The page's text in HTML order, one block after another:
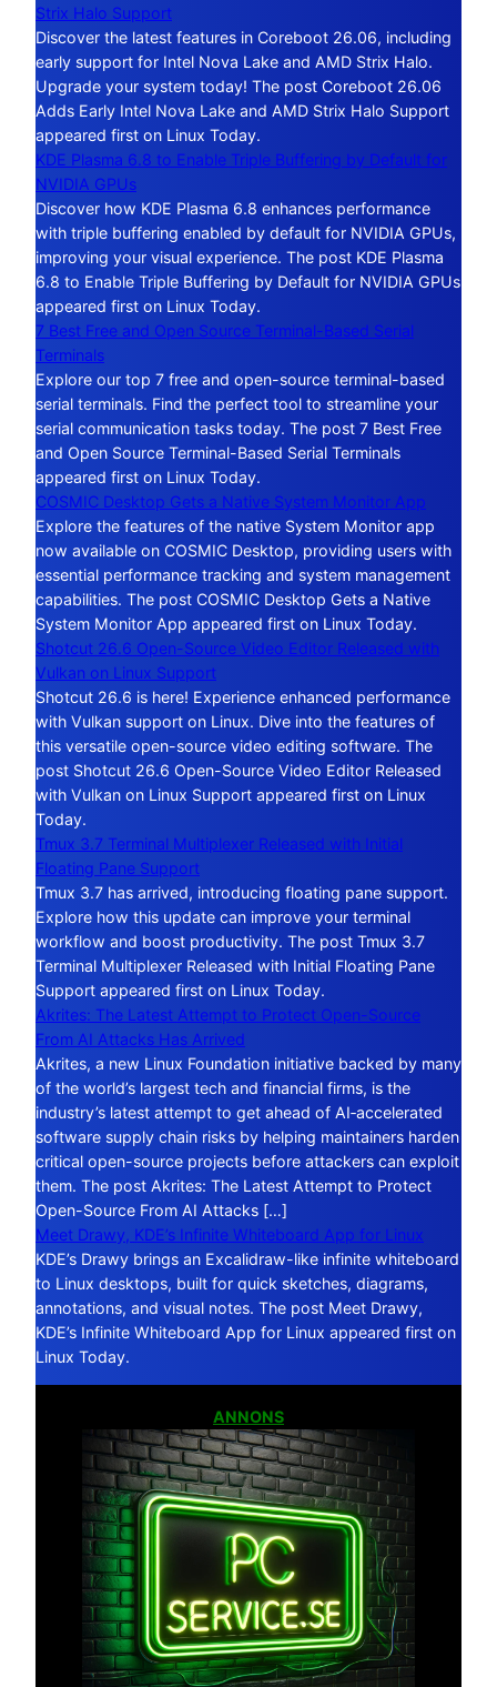
Strix Halo Support
Discover the latest features in Coreboot 26.06, including
early support for Intel Nova Lake and AMD Strix Halo.
Upgrade your system today! The post Coreboot 26.06
Adds Early Intel Nova Lake and AMD Strix Halo Support
appeared first on Linux Today.
KDE Plasma 6.8 to Enable Triple Buffering by Default for
NVIDIA GPUs
Discover how KDE Plasma 6.8 enhances performance
with triple buffering enabled by default for NVIDIA GPUs,
improving your visual experience. The post KDE Plasma
6.8 to Enable Triple Buffering by Default for NVIDIA GPUs
appeared first on Linux Today.
7 Best Free and Open Source Terminal-Based Serial
Terminals
Explore our top 7 free and open-source terminal-based
serial terminals. Find the perfect tool to streamline your
serial communication tasks today. The post 7 Best Free
and Open Source Terminal-Based Serial Terminals
appeared first on Linux Today.
COSMIC Desktop Gets a Native System Monitor App
Explore the features of the native System Monitor app
now available on COSMIC Desktop, providing users with
essential performance tracking and system management
capabilities. The post COSMIC Desktop Gets a Native
System Monitor App appeared first on Linux Today.
Shotcut 26.6 Open-Source Video Editor Released with
Vulkan on Linux Support
Shotcut 26.6 is here! Experience enhanced performance
with Vulkan support on Linux. Dive into the features of
this versatile open-source video editing software. The
post Shotcut 26.6 Open-Source Video Editor Released
with Vulkan on Linux Support appeared first on Linux
Today.
Tmux 3.7 Terminal Multiplexer Released with Initial
Floating Pane Support
Tmux 3.7 has arrived, introducing floating pane support.
Explore how this update can improve your terminal
workflow and boost productivity. The post Tmux 3.7
Terminal Multiplexer Released with Initial Floating Pane
Support appeared first on Linux Today.
Akrites: The Latest Attempt to Protect Open-Source
From AI Attacks Has Arrived
Akrites, a new Linux Foundation initiative backed by many
of the world’s largest tech and financial firms, is the
industry’s latest attempt to get ahead of AI‑accelerated
software supply chain risks by helping maintainers harden
critical open-source projects before attackers can exploit
them. The post Akrites: The Latest Attempt to Protect
Open-Source From AI Attacks […]
Meet Drawy, KDE’s Infinite Whiteboard App for Linux
KDE’s Drawy brings an Excalidraw-like infinite whiteboard
to Linux desktops, built for quick sketches, diagrams,
annotations, and visual notes. The post Meet Drawy,
KDE’s Infinite Whiteboard App for Linux appeared first on
Linux Today.
ANNONS